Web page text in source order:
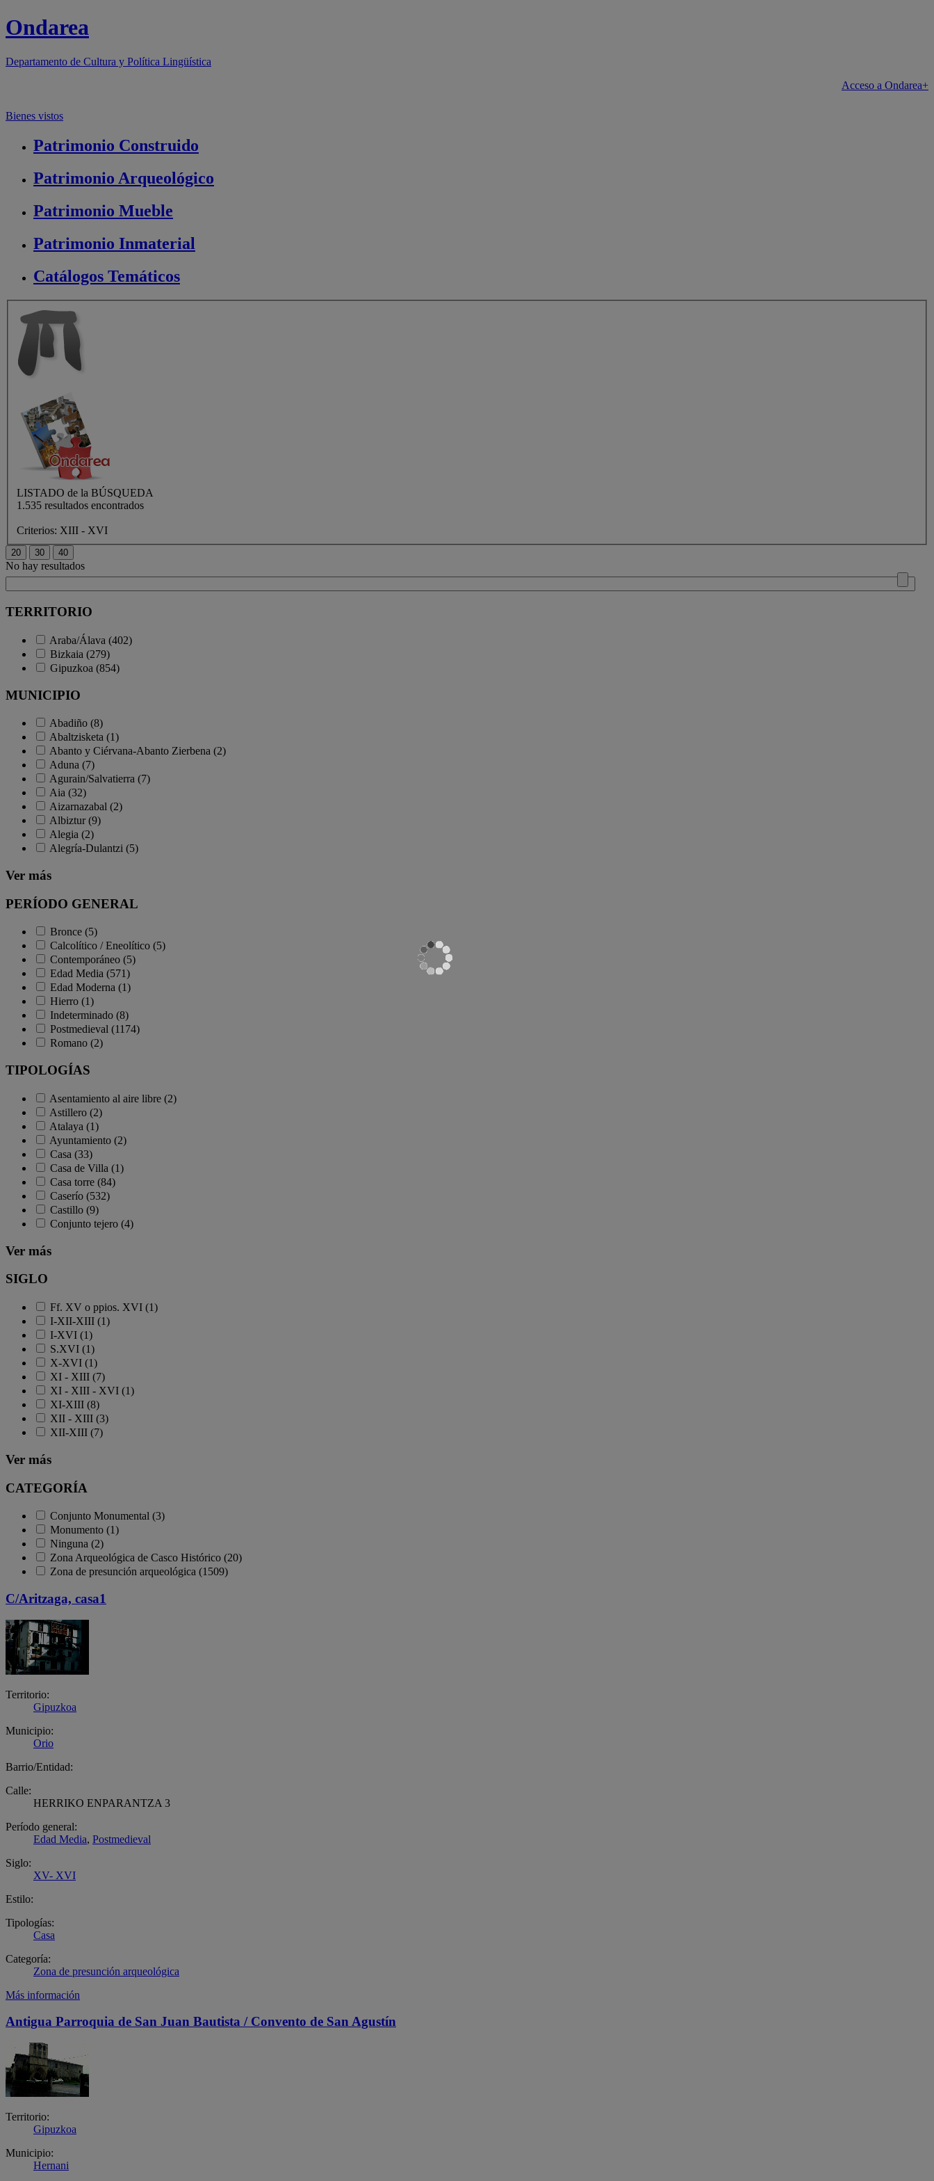
Ondarea
Departamento de Cultura y Política Lingüística
Acceso a Ondarea+
Bienes vistos
Patrimonio Construido
Patrimonio Arqueológico
Patrimonio Mueble
Patrimonio Inmaterial
Catálogos Temáticos
LISTADO de la BÚSQUEDA
1.535 resultados encontrados
Criterios: XIII - XVI
No hay resultados
TERRITORIO
Araba/Álava (402)
Bizkaia (279)
Gipuzkoa (854)
MUNICIPIO
Abadiño (8)
Abaltzisketa (1)
Abanto y Ciérvana-Abanto Zierbena (2)
Aduna (7)
Agurain/Salvatierra (7)
Aia (32)
Aizarnazabal (2)
Albiztur (9)
Alegia (2)
Alegría-Dulantzi (5)
Ver más
PERÍODO GENERAL
Bronce (5)
Calcolítico / Eneolítico (5)
Contemporáneo (5)
Edad Media (571)
Edad Moderna (1)
Hierro (1)
Indeterminado (8)
Postmedieval (1174)
Romano (2)
TIPOLOGÍAS
Asentamiento al aire libre (2)
Astillero (2)
Atalaya (1)
Ayuntamiento (2)
Casa (33)
Casa de Villa (1)
Casa torre (84)
Caserío (532)
Castillo (9)
Conjunto tejero (4)
Ver más
SIGLO
Ff. XV o ppios. XVI (1)
I-XII-XIII (1)
I-XVI (1)
S.XVI (1)
X-XVI (1)
XI - XIII (7)
XI - XIII - XVI (1)
XI-XIII (8)
XII - XIII (3)
XII-XIII (7)
Ver más
CATEGORÍA
Conjunto Monumental (3)
Monumento (1)
Ninguna (2)
Zona Arqueológica de Casco Histórico (20)
Zona de presunción arqueológica (1509)
C/Aritzaga, casa1
Territorio:
Gipuzkoa
Municipio:
Orio
Barrio/Entidad:
Calle:
HERRIKO ENPARANTZA 3
Período general:
Edad Media, Postmedieval
Siglo:
XV- XVI
Estilo:
Tipologías:
Casa
Categoría:
Zona de presunción arqueológica
Más información
Antigua Parroquia de San Juan Bautista / Convento de San Agustín
Territorio:
Gipuzkoa
Municipio:
Hernani